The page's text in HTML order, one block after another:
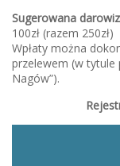
Sugerowana
100zł (razem 250zł)
Wpłaty można
przelewem (w tytule
Nagów”).